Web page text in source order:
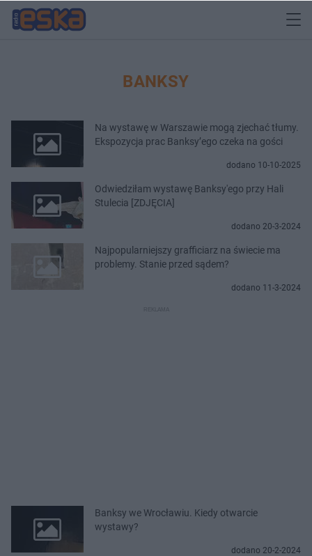
BANKSY
Na wystawę w Warszawie mogą zjechać tłumy.
Ekspozycja prac Banksy’ego czeka na gości
dodano 10-10-2025
Odwiedziłam wystawę Banksy'ego przy Hali
Stulecia [ZDJĘCIA]
dodano 20-3-2024
Najpopularniejszy grafficiarz na świecie ma
problemy. Stanie przed sądem?
dodano 11-3-2024
Banksy we Wrocławiu. Kiedy otwarcie
wystawy?
dodano 20-2-2024